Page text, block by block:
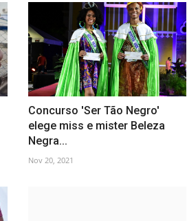
Concurso 'Ser Tão Negro'
elege miss e mister Beleza
Negra...
Nov 20, 2021